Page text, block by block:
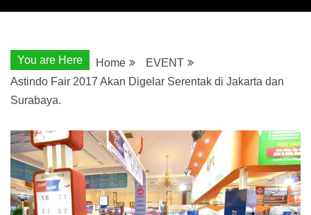
You are Here Home
EVENT
Astindo Fair 2017 Akan Digelar Serentak di Jakarta dan
Surabaya.